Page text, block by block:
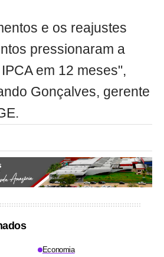
e os reajustes
pressionaram a
em 12 meses",
Gonçalves, gerente
Economia